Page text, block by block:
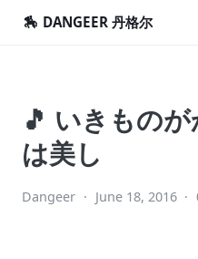
🏇 DANGEER 丹格尔
🎵 いきもの
は美し
Dangeer · June 18, 2016 ·